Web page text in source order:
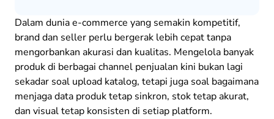
Dalam dunia e-commerce yang semakin kompetitif,
brand dan seller perlu bergerak lebih cepat tanpa
mengorbankan akurasi dan kualitas. Mengelola banyak
produk di berbagai channel penjualan kini bukan lagi
sekadar soal upload katalog, tetapi juga soal bagaimana
menjaga data produk tetap sinkron, stok tetap akurat,
dan visual tetap konsisten di setiap platform.